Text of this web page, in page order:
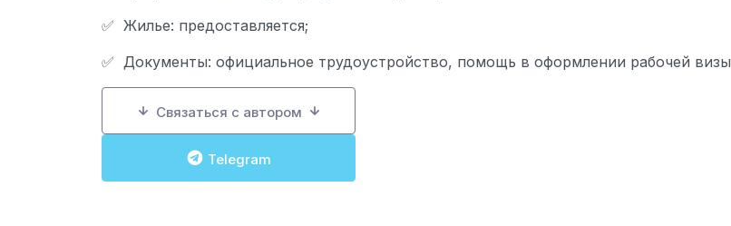
✅ Жилье: предоставляется;
✅ Документы: официальное трудоустройство, помощь в оформлении рабочей визы
Связаться с автором
Telegram